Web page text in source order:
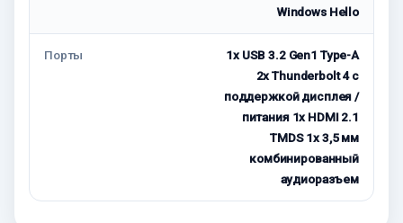
Windows Hello
Порты
1x USB 3.2 Gen1 Type-A
2x Thunderbolt 4 с
поддержкой дисплея /
питания 1x HDMI 2.1
TMDS 1x 3,5 мм
комбинированный
аудиоразъем